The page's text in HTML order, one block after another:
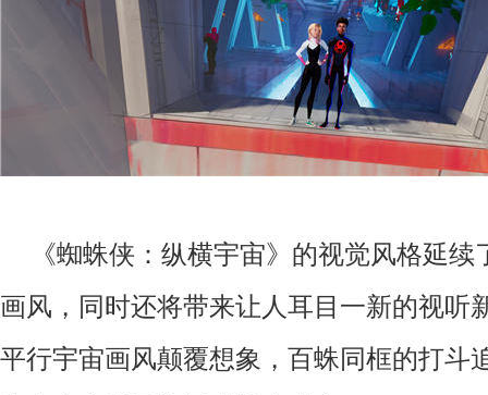
《蜘蛛侠：纵横宇宙》的视觉风格延
画风，同时还将带来让人耳目一新的视听
平行宇宙画风颠覆想象，百蛛同框的打斗